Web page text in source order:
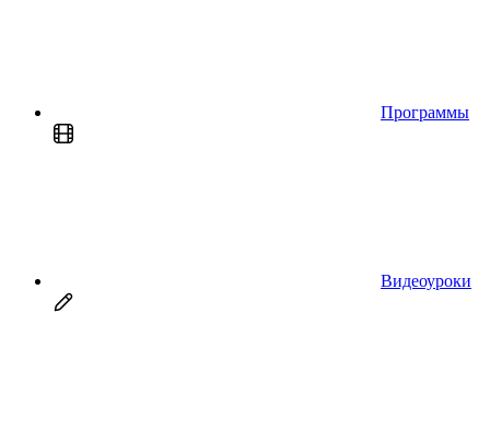
Программы
Видеоуроки